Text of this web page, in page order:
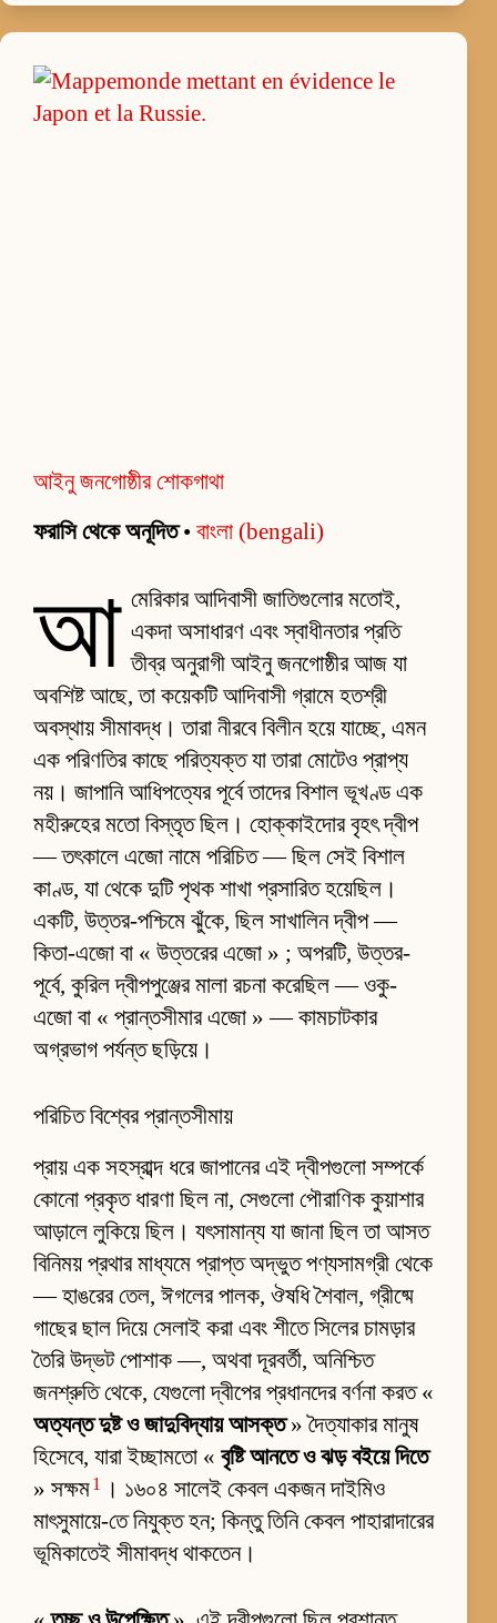
আইনু জনগোষ্ঠীর শোকগাথা
ফরাসি থেকে অনূদিত• বাংলা (bengali)
আ মেরিকার আদিবাসী জাতিগুলোর মতোই,
একদা অসাধারণ এবং স্বাধীনতার প্রতি
তীব্র অনুরাগী আইনু জনগোষ্ঠীর আজ যা
অবশিষ্ট আছে, তা কয়েকটি আদিবাসী গ্রামে হতশ্রী
অবস্থায় সীমাবদ্ধ। তারা নীরবে বিলীন হয়ে যাচ্ছে, এমন
এক পরিণতির কাছে পরিত্যক্ত যা তারা মোটেও প্রাপ্য
নয়। জাপানি আধিপত্যের পূর্বে তাদের বিশাল ভূখণ্ড এক
মহীরুহের মতো বিস্তৃত ছিল। হোক্কাইদোর বৃহৎ দ্বীপ
— তৎকালে এজো নামে পরিচিত — ছিল সেই বিশাল
কাণ্ড, যা থেকে দুটি পৃথক শাখা প্রসারিত হয়েছিল।
একটি, উত্তর-পশ্চিমে ঝুঁকে, ছিল সাখালিন দ্বীপ —
কিতা-এজো বা « উত্তরের এজো » ; অপরটি, উত্তর-
পূর্বে, কুরিল দ্বীপপুঞ্জের মালা রচনা করেছিল — ওকু-
এজো বা « প্রান্তসীমার এজো » — কামচাটকার
অগ্রভাগ পর্যন্ত ছড়িয়ে।
পরিচিত বিশ্বের প্রান্তসীমায়
প্রায় এক সহস্রাব্দ ধরে জাপানের এই দ্বীপগুলো সম্পর্কে
কোনো প্রকৃত ধারণা ছিল না, সেগুলো পৌরাণিক কুয়াশার
আড়ালে লুকিয়ে ছিল। যৎসামান্য যা জানা ছিল তা আসত
বিনিময় প্রথার মাধ্যমে প্রাপ্ত অদ্ভুত পণ্যসামগ্রী থেকে
— হাঙরের তেল, ঈগলের পালক, ঔষধি শৈবাল, গ্রীষ্মে
গাছের ছাল দিয়ে সেলাই করা এবং শীতে সিলের চামড়ার
তৈরি উদ্ভট পোশাক —, অথবা দূরবর্তী, অনিশ্চিত
জনশ্রুতি থেকে, যেগুলো দ্বীপের প্রধানদের বর্ণনা করত «
অত্যন্ত দুষ্ট ও জাদুবিদ্যায় আসক্ত» দৈত্যাকার মানুষ
হিসেবে, যারা ইচ্ছামতো « বৃষ্টি আনতে ও ঝড় বইয়ে দিতে
» সক্ষম1
। ১৬০৪ সালেই কেবল একজন দাইমিও
মাৎসুমায়ে-তে নিযুক্ত হন; কিন্তু তিনি কেবল পাহারাদারের
ভূমিকাতেই সীমাবদ্ধ থাকতেন।